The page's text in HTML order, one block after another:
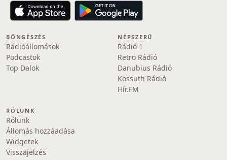
BÖNGÉSZÉS
Rádióállomások
Podcastok
Top Dalok
NÉPSZERŰ
Rádió 1
Retro Rádió
Danubius Rádió
Kossuth Rádió
Hír.FM
RÓLUNK
Rólunk
Állomás hozzáadása
Widgetek
Visszajelzés